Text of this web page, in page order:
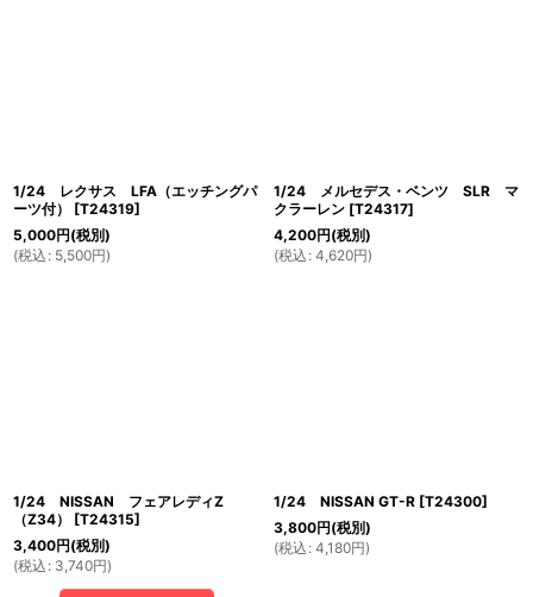
1/24 レクサス LFA（エッチングパ
ーツ付）
[T24319]
5,000円(税別)
(税込 : 5,500円)
1/24 メルセデス・ベンツ SLR マ
クラーレン [T24317]
4,200円(税別)
(税込 : 4,620円)
1/24 NISSAN フェアレディZ
（Z34）
[T24315]
3,400円(税別)
(税込 : 3,740円)
1/24 NISSAN GT-R [T24300]
3,800円(税別)
(税込 : 4,180円)